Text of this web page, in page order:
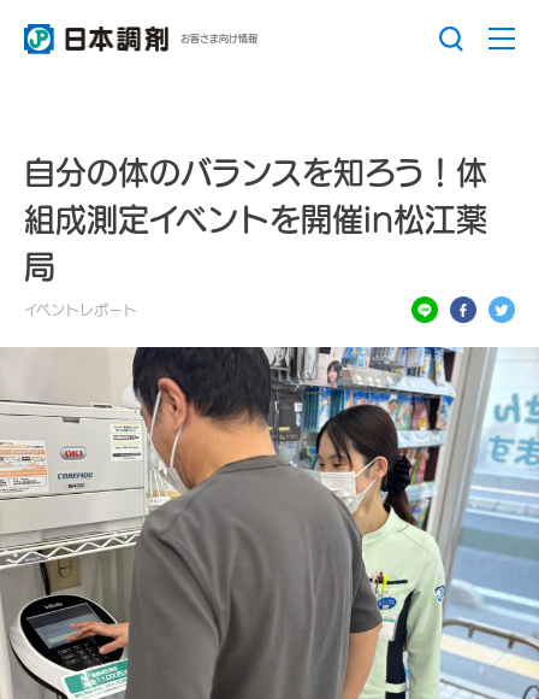
お客さま向け情報
自分の体のバランスを知ろう！体
組成測定イベントを開催in松江薬
局
イベントレポート